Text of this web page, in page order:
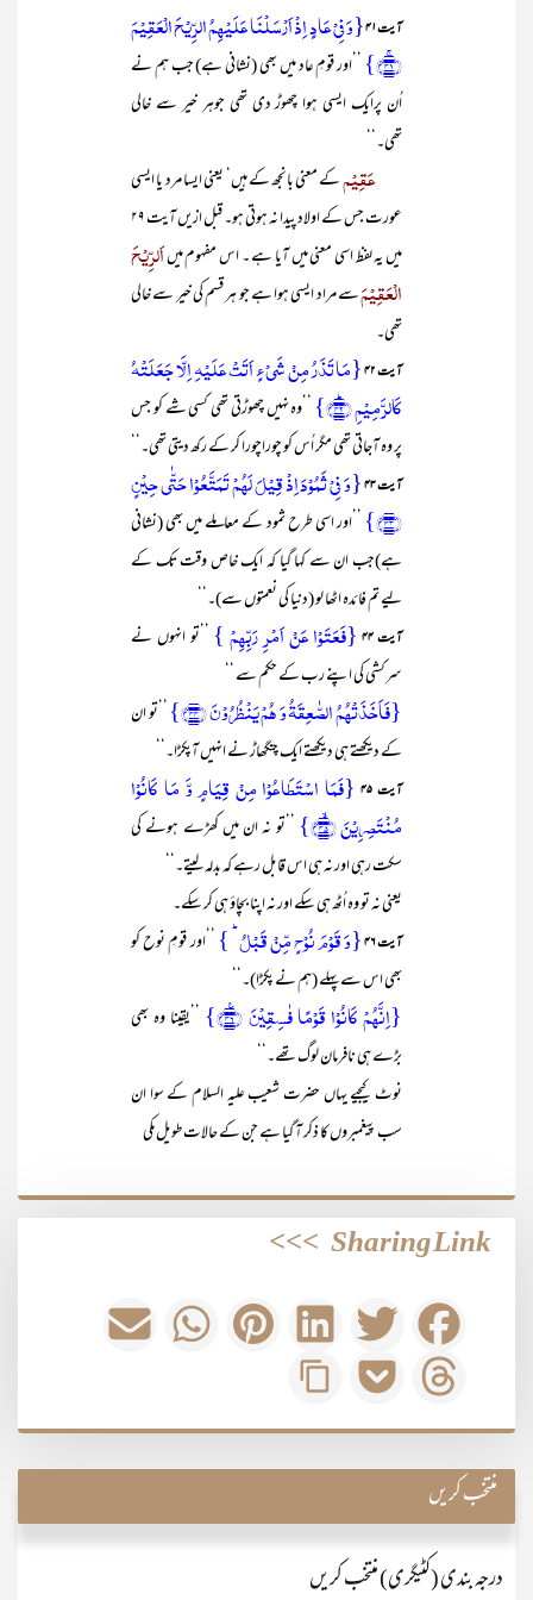
آیت ۴۱ {وَ فِیۡ عَادٍ اِذۡ اَرۡسَلۡنَا عَلَیۡہِمُ الرِّیۡحَ الۡعَقِیۡمَ
﴿ۚ۴۱﴾}
’’اور قومِ عاد میں بھی (نشانی ہے) جب ہم نے
اُن پرایک ایسی ہوا چھوڑ دی تھی جوہر خیر سے خالی
تھی۔‘‘
عَقِیْمکے معنی بانجھ کے ہیں‘ یعنی ایسا مرد یا ایسی
عورت جس کے اولاد پیدا نہ ہوتی ہو۔ قبل ازیں آیت ۲۹
میں یہ لفظ اسی معنی میں آیا ہے ۔ اس مفہوم میںاَلرِّیْحَ
الْعَقِیْمَسے مراد ایسی ہوا ہے جو ہر قسم کی خیر سے خالی
تھی۔
آیت ۴۲
{مَا تَذَرُ مِنۡ شَیۡءٍ اَتَتۡ عَلَیۡہِ اِلَّا جَعَلَتۡہُ
کَالرَّمِیۡمِ ﴿ؕ۴۲﴾}
’’وہ نہیں چھوڑتی تھی کسی شے کو جس
پر وہ آجاتی تھی مگر اُس کو چوراچورا کر کے رکھ دیتی تھی۔‘‘
آیت ۴۳
{وَ فِیۡ ثَمُوۡدَ اِذۡ قِیۡلَ لَہُمۡ تَمَتَّعُوۡا حَتّٰی حِیۡنٍ
﴿۴۳﴾}
’’اور اسی طرح ثمود کے معاملے میں بھی (نشانی
ہے)جب ان سے کہا گیا کہ ایک خاص وقت تک کے
لیے تم فائدہ اٹھا لو (دنیا کی نعمتوں سے)۔‘‘
آیت ۴۴ {فَعَتَوۡا عَنۡ اَمۡرِ رَبِّہِمۡ } ’’تو انہوں نے
سرکشی کی اپنے رب کے حکم سے ‘‘
{فَاَخَذَتۡہُمُ الصّٰعِقَۃُ وَ ہُمۡ یَنۡظُرُوۡنَ ﴿۴۴﴾}
’’تو ان
کے دیکھتے ہی دیکھتے ایک چنگھاڑ نے انہیں آپکڑا۔‘‘
آیت ۴۵
{فَمَا اسۡتَطَاعُوۡا مِنۡ قِیَامٍ وَّ مَا کَانُوۡا
مُنۡتَصِرِیۡنَ ﴿ۙ۴۵﴾}
’’تو نہ ان میں کھڑے ہونے کی
سکت رہی اور نہ ہی اس قابل رہے کہ بدلہ لیتے۔‘‘
یعنی نہ تو وہ اُٹھ ہی سکے اور نہ اپنا بچاؤ ہی کر سکے۔
آیت ۴۶ {وَ قَوۡمَ نُوۡحٍ مِّنۡ قَبۡلُ ؕ } ’’اور قومِ نوح کو
بھی اس سے پہلے (ہم نے پکڑا)۔‘‘
{اِنَّہُمۡ کَانُوۡا قَوۡمًا فٰسِقِیۡنَ ﴿٪۴۶﴾}
’’یقینا وہ بھی
بڑے ہی نافرمان لوگ تھے۔‘‘
نوٹ کیجیے یہاں حضرت شعیب علیہ السلام کے سوا ان
سب پیغمبروں کا ذکر آ گیا ہے جن کے حالات طویل مکی
Sharing Link
>>>
منتخب کریں
درجہ بندی (کٹیگری) منتخب کریں